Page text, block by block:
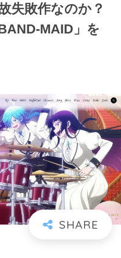
失敗作なのか？
MAID」を